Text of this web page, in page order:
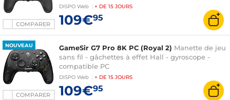
COMPARER
DISPO Web : + DE 15 JOURS
109€95
NOUVEAU
COMPARER
GameSir G7 Pro 8K PC (Royal 2) Manette de jeu
sans fil - gâchettes à effet Hall - gyroscope -
compatible PC
DISPO Web : + DE 15 JOURS
109€95